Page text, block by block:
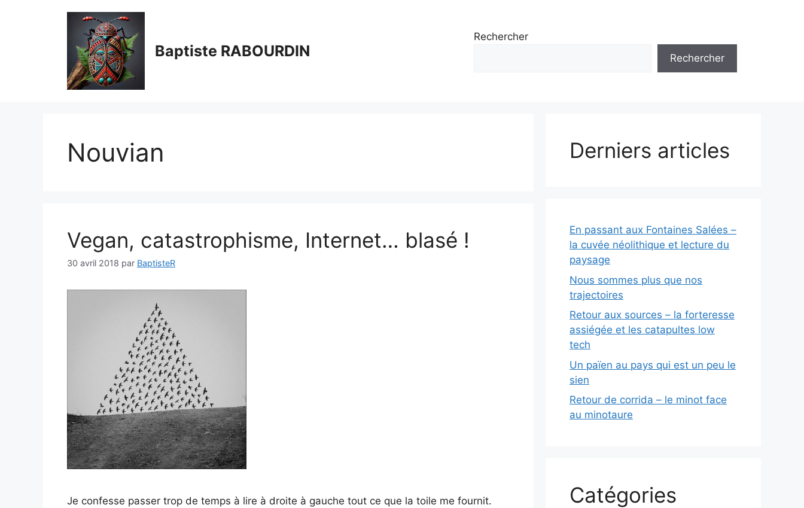
Baptiste RABOURDIN
Rechercher
Rechercher
Nouvian
Vegan, catastrophisme, Internet… blasé !
30 avril 2018 par BaptisteR
Je confesse passer trop de temps à lire à droite à gauche tout ce que la toile me fournit.
Derniers articles
En passant aux Fontaines Salées –
la cuvée néolithique et lecture du
paysage
Nous sommes plus que nos
trajectoires
Retour aux sources – la forteresse
assiégée et les catapultes low
tech
Un païen au pays qui est un peu le
sien
Retour de corrida – le minot face
au minotaure
Catégories